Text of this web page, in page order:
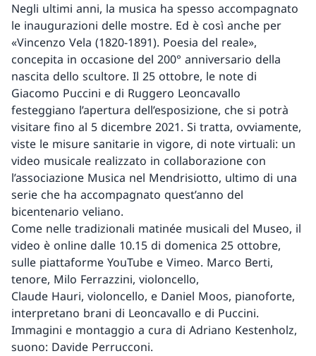
Negli ultimi anni, la musica ha spesso accompagnato
le inaugurazioni delle mostre. Ed è così anche per
«Vincenzo Vela (1820-1891). Poesia del reale»,
concepita in occasione del 200° anniversario della
nascita dello scultore. Il 25 ottobre, le note di
Giacomo Puccini e di Ruggero Leoncavallo
festeggiano l’apertura dell’esposizione, che si potrà
visitare fino al 5 dicembre 2021. Si tratta, ovviamente,
viste le misure sanitarie in vigore, di note virtuali: un
video musicale realizzato in collaborazione con
l’associazione Musica nel Mendrisiotto, ultimo di una
serie che ha accompagnato quest’anno del
bicentenario veliano.
Come nelle tradizionali matinée musicali del Museo, il
video è online dalle 10.15 di domenica 25 ottobre,
sulle piattaforme YouTube e Vimeo. Marco Berti,
tenore, Milo Ferrazzini, violoncello,
Claude Hauri, violoncello, e Daniel Moos, pianoforte,
interpretano brani di Leoncavallo e di Puccini.
Immagini e montaggio a cura di Adriano Kestenholz,
suono: Davide Perrucconi.